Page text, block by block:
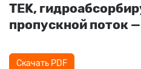
TEK,
пропускной поток
Скачать PDF